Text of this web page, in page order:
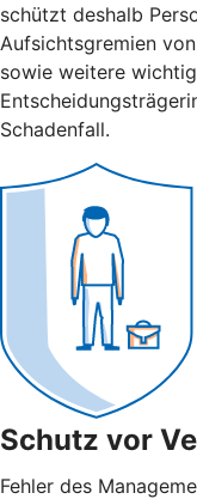
schützt deshalb
Aufsichtsgremien
sowie weitere
Schadenfall.
Schutz vor
Fehler des